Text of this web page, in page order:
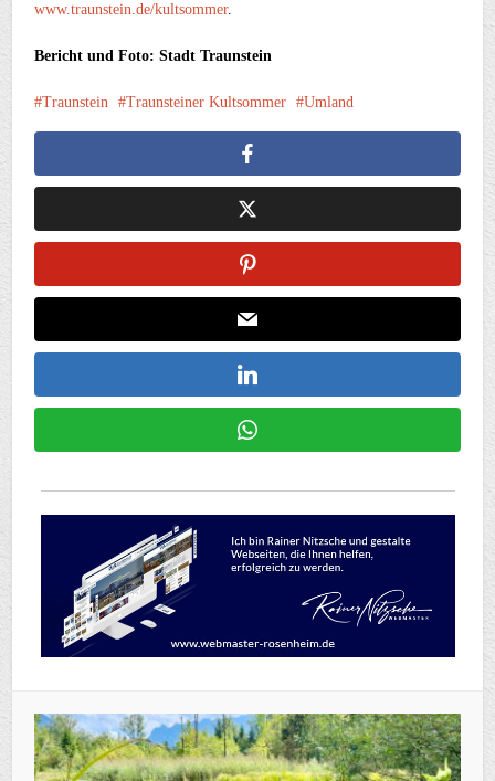
www.traunstein.de/kultsommer.
Bericht und Foto: Stadt Traunstein
Traunstein Traunsteiner Kultsommer Umland